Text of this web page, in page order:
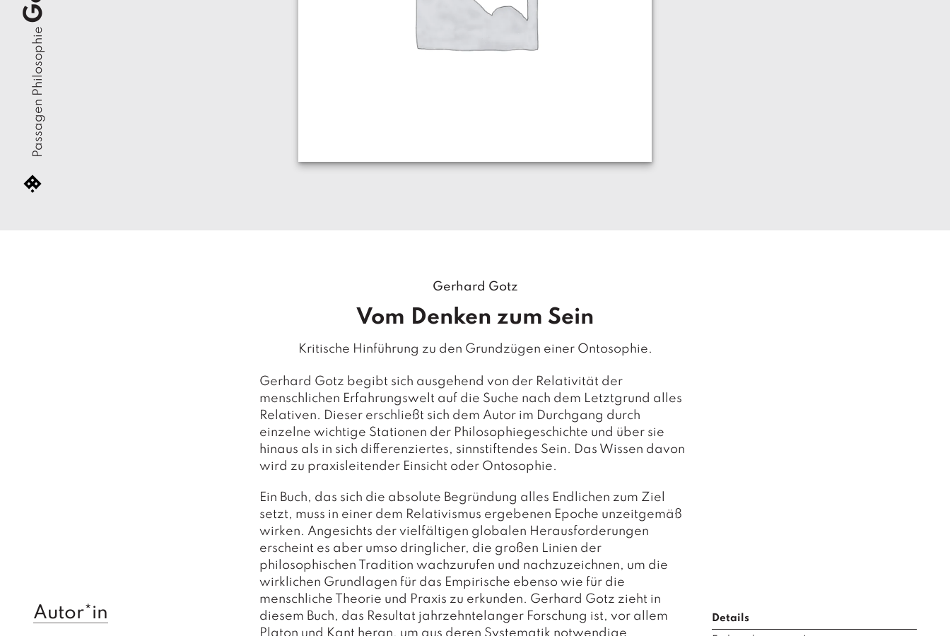
Passagen Philosophie
Gerhard Gotz
Vom Denken zum Sein
Kritische Hinführung zu den Grundzügen einer Ontosophie.
Gerhard Gotz begibt sich ausgehend von der Relativität der
menschlichen Erfahrungswelt auf die Suche nach dem Letztgrund alles
Relativen. Dieser erschließt sich dem Autor im Durchgang durch
einzelne wichtige Stationen der Philosophiegeschichte und über sie
hinaus als in sich differenziertes, sinnstiftendes Sein. Das Wissen davon
wird zu praxisleitender Einsicht oder Ontosophie.
Ein Buch, das sich die absolute Begründung alles Endlichen zum Ziel
setzt, muss in einer dem Relativismus ergebenen Epoche unzeitgemäß
wirken. Angesichts der vielfältigen globalen Herausforderungen
erscheint es aber umso dringlicher, die großen Linien der
philosophischen Tradition wachzurufen und nachzuzeichnen, um die
wirklichen Grundlagen für das Empirische ebenso wie für die
menschliche Theorie und Praxis zu erkunden. Gerhard Gotz zieht in
diesem Buch, das Resultat jahrzehntelanger Forschung ist, vor allem
Platon und Kant heran, um aus deren Systematik notwendige
Autor*in
Details